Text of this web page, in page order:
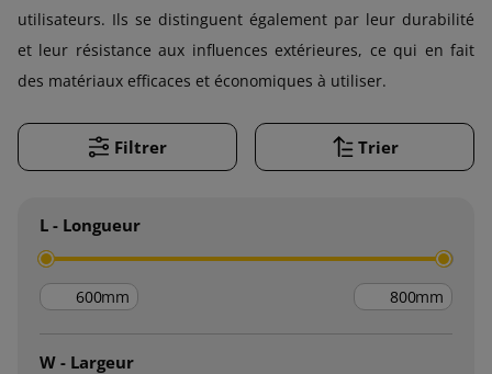
utilisateurs. Ils se distinguent également par leur durabilité
et leur résistance aux influences extérieures, ce qui en fait
des matériaux efficaces et économiques à utiliser.
Filtrer Trier
L - Longueur
mm mm
W - Largeur